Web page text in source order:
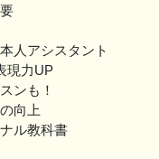
人アシスタント
現力UP
ンも！
向上
ル教科書